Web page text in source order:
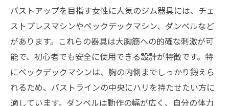
バストアップを目指す女性に人気のジム器具には、チェ
ストプレスマシンやペックデックマシン、ダンベルなど
があります。これらの器具は大胸筋への的確な刺激が可
能で、初心者でも安全に使用できる設計が特徴です。特
にペックデックマシンは、胸の内側までしっかり鍛えら
れるため、バストラインの中央にハリを持たせたい方に
適しています。ダンベルは動作の幅が広く、自分の体力